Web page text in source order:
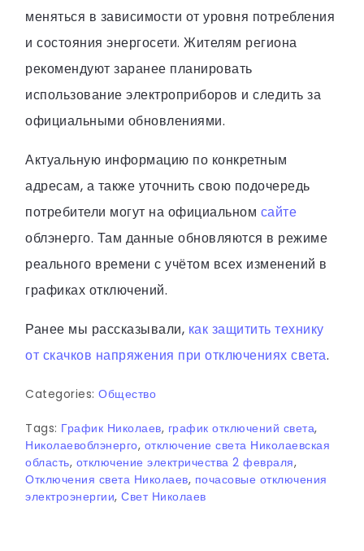
меняться в зависимости от уровня потребления
и состояния энергосети. Жителям региона
рекомендуют заранее планировать
использование электроприборов и следить за
официальными обновлениями.
Актуальную информацию по конкретным
адресам, а также уточнить свою подочередь
потребители могут на официальном сайте
облэнерго. Там данные обновляются в режиме
реального времени с учётом всех изменений в
графиках отключений.
Ранее мы рассказывали, как защитить технику
от скачков напряжения при отключениях света.
Categories: Общество
Tags: График Николаев, график отключений света,
Николаевоблэнерго, отключение света Николаевская
область, отключение электричества 2 февраля,
Отключения света Николаев, почасовые отключения
электроэнергии, Свет Николаев